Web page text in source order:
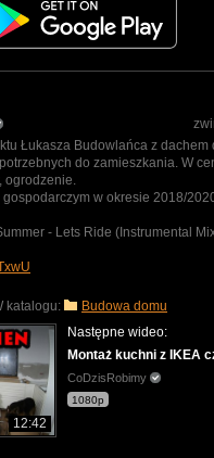
Łukasza Budowlańca z dachem
do zamieszkania. W
ogrodzenie.
w okresie 2018/
- Lets Ride (Instrumental
katalogu: Budowa domu
12:42
Następne wideo:
Montaż kuchni z IKEA
CoDzisRobimy
1080p